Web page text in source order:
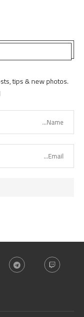
tips & new photos.